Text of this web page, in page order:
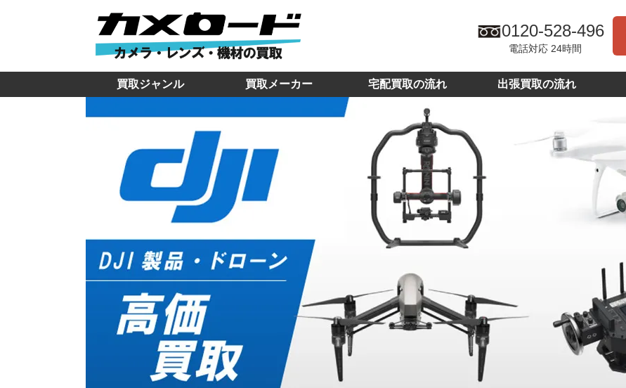
0120-528-496
電話対応 24時間
買取ジャンル 買取メーカー 宅配買取の流れ 出張買取の流れ